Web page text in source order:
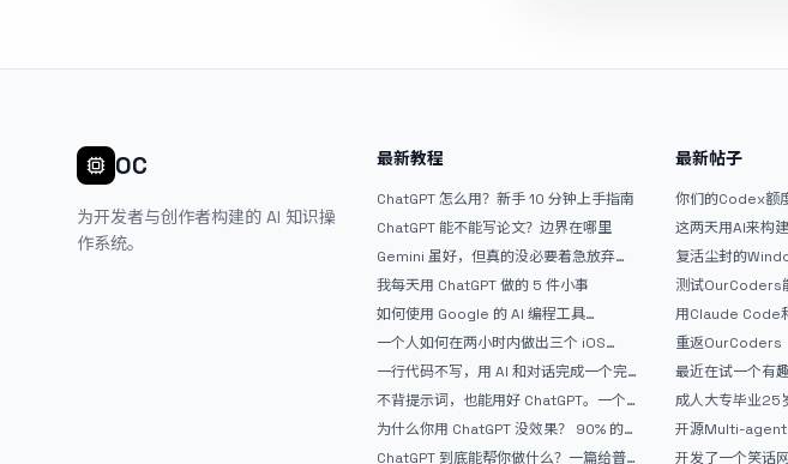
OC
为开发者与创作者构建的 AI 知识操
作系统。
最新教程
ChatGPT 怎么用？新手 10 分钟上手指南
ChatGPT 能不能写论文？边界在哪里
Gemini 虽好，但真的没必要着急放弃
ChatGPT
我每天用 ChatGPT 做的 5 件小事
如何使用 Google 的 AI 编程工具
AntiGravity：独立开发者的新时代武器
一个人如何在两小时内做出三个 iOS
APP？｜AntiGravity + Gemini 3 实战完
整记录
一行代码不写，用 AI 和对话完成一个完
整网站：《图书天堂》实战记录
不背提示词，也能用好 ChatGPT。一个
万能提问模板
为什么你用 ChatGPT 没效果？ 90% 的
人第一步就问错了
ChatGPT 到底能帮你做什么？一篇给普
最新帖子
你们的Codex额
反应如何？
这两天用AI来构
精华区
复活尘封的
测试OurCoders
用Claude Code
爽，但是App怎
重返OurCoders
最近在试一个有
挺不错
成人大专毕业25
件设计师，有什
开源Multi-agent
aevatar.ai，欢迎
开发了一个笑话